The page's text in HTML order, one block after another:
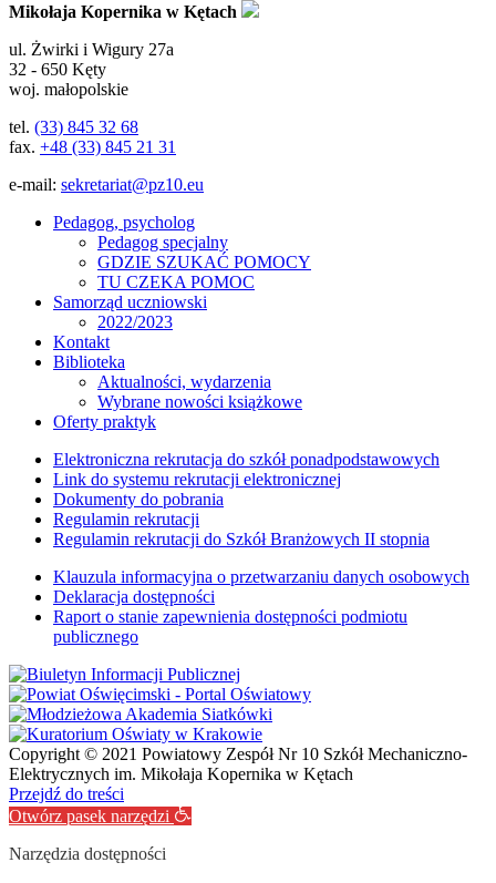
Mikołaja Kopernika w Kętach
ul. Żwirki i Wigury 27a
32 - 650 Kęty
woj. małopolskie
tel. (33) 845 32 68
fax. +48 (33) 845 21 31
e-mail: sekretariat@pz10.eu
Pedagog, psycholog
Pedagog specjalny
GDZIE SZUKAĆ POMOCY
TU CZEKA POMOC
Samorząd uczniowski
2022/2023
Kontakt
Biblioteka
Aktualności, wydarzenia
Wybrane nowości książkowe
Oferty praktyk
Elektroniczna rekrutacja do szkół ponadpodstawowych
Link do systemu rekrutacji elektronicznej
Dokumenty do pobrania
Regulamin rekrutacji
Regulamin rekrutacji do Szkół Branżowych II stopnia
Klauzula informacyjna o przetwarzaniu danych osobowych
Deklaracja dostępności
Raport o stanie zapewnienia dostępności podmiotu
publicznego
Copyright © 2021 Powiatowy Zespół Nr 10 Szkół Mechaniczno-
Elektrycznych im. Mikołaja Kopernika w Kętach
Przejdź do treści
Otwórz pasek narzędzi
Narzędzia dostępności